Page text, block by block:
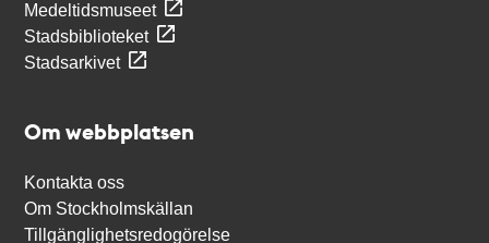
Medeltidsmuseet
Stadsbiblioteket
Stadsarkivet
Om webbplatsen
Kontakta oss
Om Stockholmskällan
Tillgänglighetsredogörelse